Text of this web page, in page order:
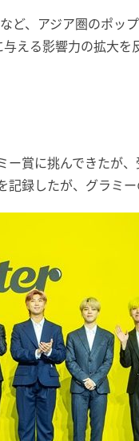
ど、アジア圏のポッ
える影響力の拡大を
賞に挑んできたが
録したが、グラミー